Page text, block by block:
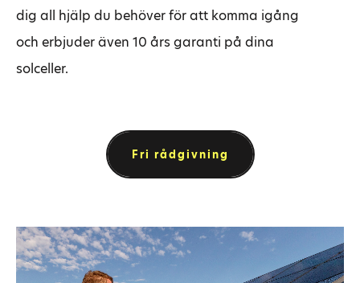
dig all hjälp du behöver för att komma igång
och erbjuder även 10 års garanti på dina
solceller.
Fri rådgivning